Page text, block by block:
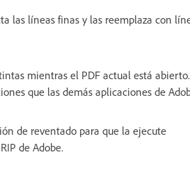
las líneas finas y las reemplaza con
mientras el PDF actual está
que las demás aplicaciones de
de reventado para que la ejecute
de Adobe.